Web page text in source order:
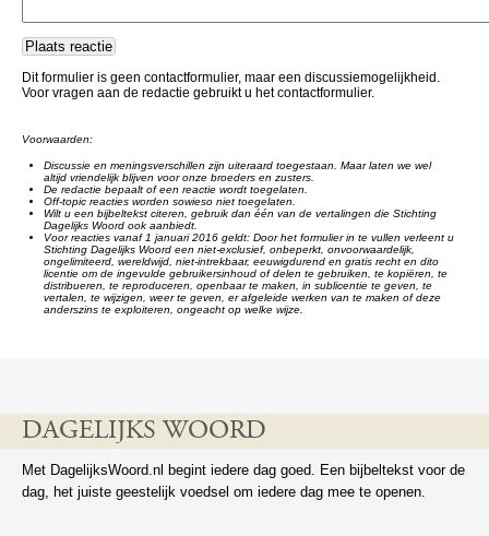
Dit formulier is geen contactformulier, maar een discussiemogelijkheid.
Voor vragen aan de redactie gebruikt u het contactformulier.
Voorwaarden:
Discussie en meningsverschillen zijn uiteraard toegestaan. Maar laten we wel
altijd vriendelijk blijven voor onze broeders en zusters.
De redactie bepaalt of een reactie wordt toegelaten.
Off-topic reacties worden sowieso niet toegelaten.
Wilt u een bijbeltekst citeren, gebruik dan één van de vertalingen die Stichting
Dagelijks Woord ook aanbiedt.
Voor reacties vanaf 1 januari 2016 geldt: Door het formulier in te vullen verleent u
Stichting Dagelijks Woord een niet-exclusief, onbeperkt, onvoorwaardelijk,
ongelimiteerd, wereldwijd, niet-intrekbaar, eeuwigdurend en gratis recht en dito
licentie om de ingevulde gebruikersinhoud of delen te gebruiken, te kopiëren, te
distribueren, te reproduceren, openbaar te maken, in sublicentie te geven, te
vertalen, te wijzigen, weer te geven, er afgeleide werken van te maken of deze
anderszins te exploiteren, ongeacht op welke wijze.
DAGELIJKS WOORD
Met DagelijksWoord.nl begint iedere dag goed. Een bijbeltekst voor de
dag, het juiste geestelijk voedsel om iedere dag mee te openen.